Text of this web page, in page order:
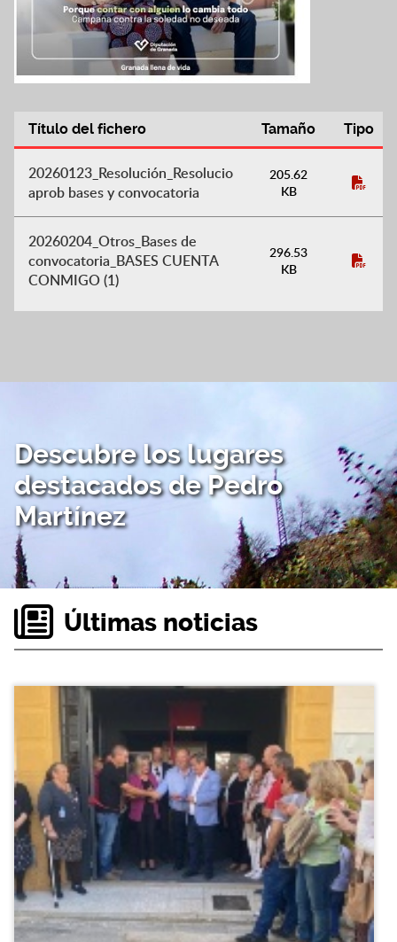
Título del fichero Tamaño Tipo
20260123_Resolución_Resolucio
aprob bases y convocatoria
205.62
KB
20260204_Otros_Bases de
convocatoria_BASES CUENTA
CONMIGO (1)
296.53
KB
Descubre los lugares
destacados de Pedro
Martínez
Últimas noticias